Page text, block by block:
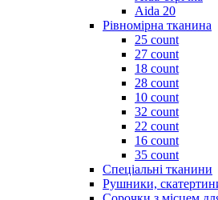
Aida 20
Рівномірна тканина
25 count
27 count
18 count
28 count
10 count
32 count
22 count
16 count
35 count
Спеціальні тканини
Рушники,